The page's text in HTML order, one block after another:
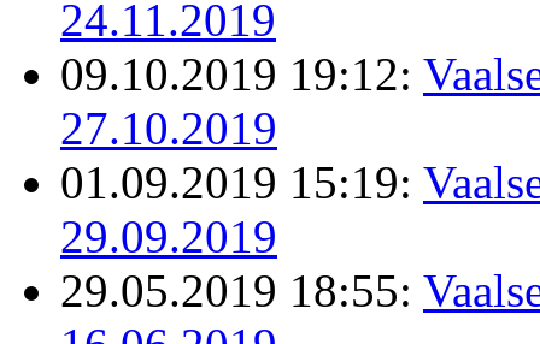
24.11.2019
09.10.2019 19:12:
27.10.2019
01.09.2019 15:19:
29.09.2019
29.05.2019 18:55: